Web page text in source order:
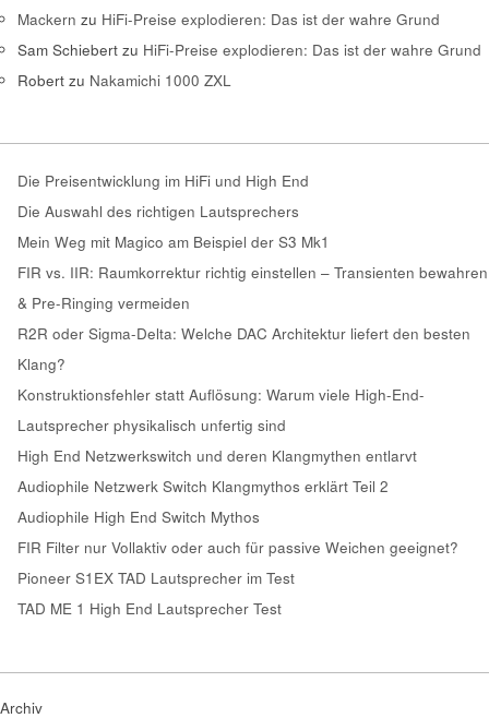
Mackern zu HiFi-Preise explodieren: Das ist der wahre Grund
Sam Schiebert zu HiFi-Preise explodieren: Das ist der wahre Grund
Robert zu Nakamichi 1000 ZXL
Die Preisentwicklung im HiFi und High End
Die Auswahl des richtigen Lautsprechers
Mein Weg mit Magico am Beispiel der S3 Mk1
FIR vs. IIR: Raumkorrektur richtig einstellen – Transienten bewahren
& Pre-Ringing vermeiden
R2R oder Sigma-Delta: Welche DAC Architektur liefert den besten
Klang?
Konstruktionsfehler statt Auflösung: Warum viele High-End-
Lautsprecher physikalisch unfertig sind
High End Netzwerkswitch und deren Klangmythen entlarvt
Audiophile Netzwerk Switch Klangmythos erklärt Teil 2
Audiophile High End Switch Mythos
FIR Filter nur Vollaktiv oder auch für passive Weichen geeignet?
Pioneer S1EX TAD Lautsprecher im Test
TAD ME 1 High End Lautsprecher Test
Archiv